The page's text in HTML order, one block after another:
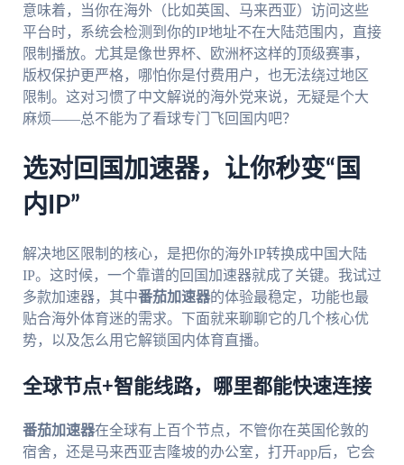
意味着，当你在海外（比如英国、马来西亚）访问这些
平台时，系统会检测到你的IP地址不在大陆范围内，直接
限制播放。尤其是像世界杯、欧洲杯这样的顶级赛事，
版权保护更严格，哪怕你是付费用户，也无法绕过地区
限制。这对习惯了中文解说的海外党来说，无疑是个大
麻烦——总不能为了看球专门飞回国内吧？
选对回国加速器，让你秒变“国
内IP”
解决地区限制的核心，是把你的海外IP转换成中国大陆
IP。这时候，一个靠谱的回国加速器就成了关键。我试过
多款加速器，其中番茄加速器的体验最稳定，功能也最
贴合海外体育迷的需求。下面就来聊聊它的几个核心优
势，以及怎么用它解锁国内体育直播。
全球节点+智能线路，哪里都能快速连接
番茄加速器在全球有上百个节点，不管你在英国伦敦的
宿舍，还是马来西亚吉隆坡的办公室，打开app后，它会